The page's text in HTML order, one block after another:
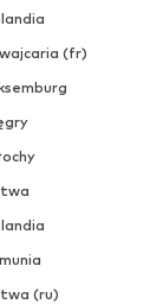
(fr)
(ru)